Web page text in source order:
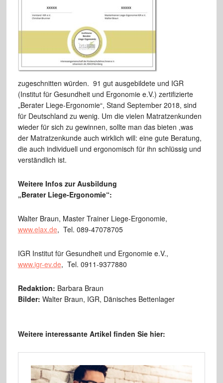
zugeschnitten würden. 91 gut ausgebildete und IGR
(Institut für Gesundheit und Ergonomie e.V.) zertifizierte
„Berater Liege-Ergonomie“, Stand September 2018, sind
für Deutschland zu wenig. Um die vielen Matratzenkunden
wieder für sich zu gewinnen, sollte man das bieten ,was
der Matratzenkunde auch wirklich will: eine gute Beratung,
die auch individuell und ergonomisch für ihn schlüssig und
verständlich ist.
Weitere Infos zur Ausbildung
„Berater Liege-Ergonomie“:
Walter Braun, Master Trainer Liege-Ergonomie,
www.elax.de, Tel. 089-47078705
IGR Institut für Gesundheit und Ergonomie e.V.,
www.igr-ev.de, Tel. 0911-9377880
Redaktion: Barbara Braun
Bilder: Walter Braun, IGR, Dänisches Bettenlager
Weitere interessante Artikel finden Sie hier: